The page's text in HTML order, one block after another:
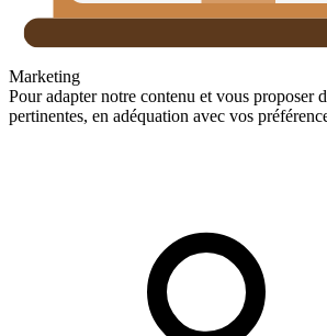
Marketing
Pour adapter notre contenu et vous proposer
pertinentes, en adéquation avec vos